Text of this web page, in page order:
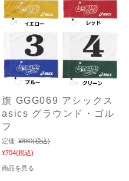
旗 GGG069 アシックス
asics グラウンド・ゴル
フ
定価: ¥880(税込)
¥704(税込)
商品を見る